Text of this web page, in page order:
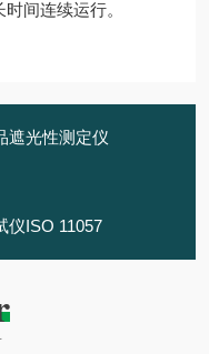
间连续运行。
遮光性测定仪
仪ISO 11057